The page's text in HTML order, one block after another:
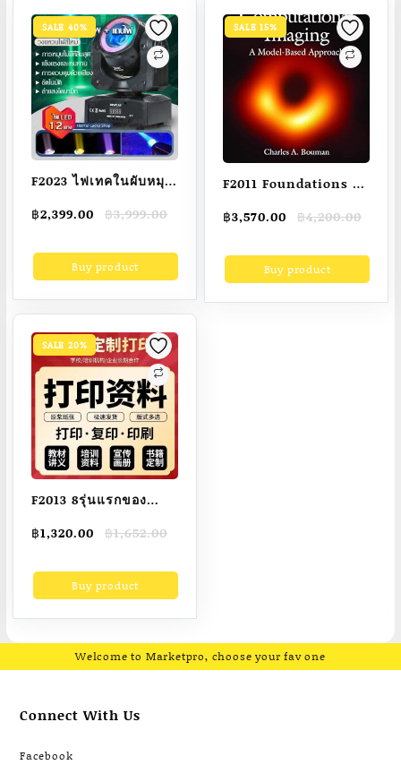
SALE 40%
F2023 ไฟเทคในผับหมุน
ลำแสงเวที ไฟแสง
เลเซอร์ KTV เข็มขัด
โคมไฟสีสันสดใส ไฟ
ไฟเทคในผับหมุน ไฟ
ฟอลโล่
฿3,999.00
Original
was:
฿3,999.00.
฿2,399.00
Current
is:
฿2,399.00.Buy product
SALE 15%
F2011 Foundations Of
Imaging: A Model-
Based Approach
(Paperback) Author:
฿4,200.00
Original
was:
฿4,200.00.
฿3,570.00
Current
is:
฿3,570.00.Buy product
SALE 20%
F2013 8รุ่นแรกของ
฿1,652.00
Original
was:
฿1,652.00.
฿1,320.00
Current
is:
฿1,320.00.Buy product
Welcome to Marketpro, choose your fav one
Connect With Us
Facebook